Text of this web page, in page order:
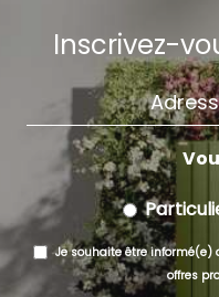
Inscrivez-
Je souhaite être informé(e)
offres